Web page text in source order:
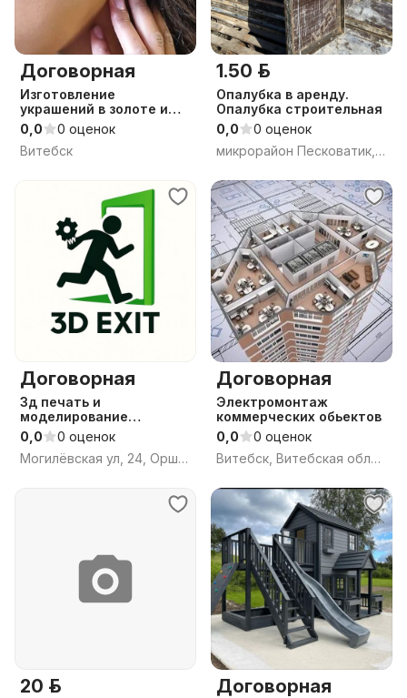
Договорная
Изготовление
украшений в золоте и
серебре
0,0
0 оценок
Витебск
1.50 р.
Опалубка в аренду.
Опалубка строительная
0,0
0 оценок
микрорайон Песковатик, Витебск, Витебская область
Договорная
3д печать и
моделирование
массового
производства
0,0
0 оценок
Могилёвская ул, 24, Орша, Оршанский район, Витебская область
Договорная
Электромонтаж
коммерческих обьектов
0,0
0 оценок
Витебск, Витебская область
20 р. Договорная